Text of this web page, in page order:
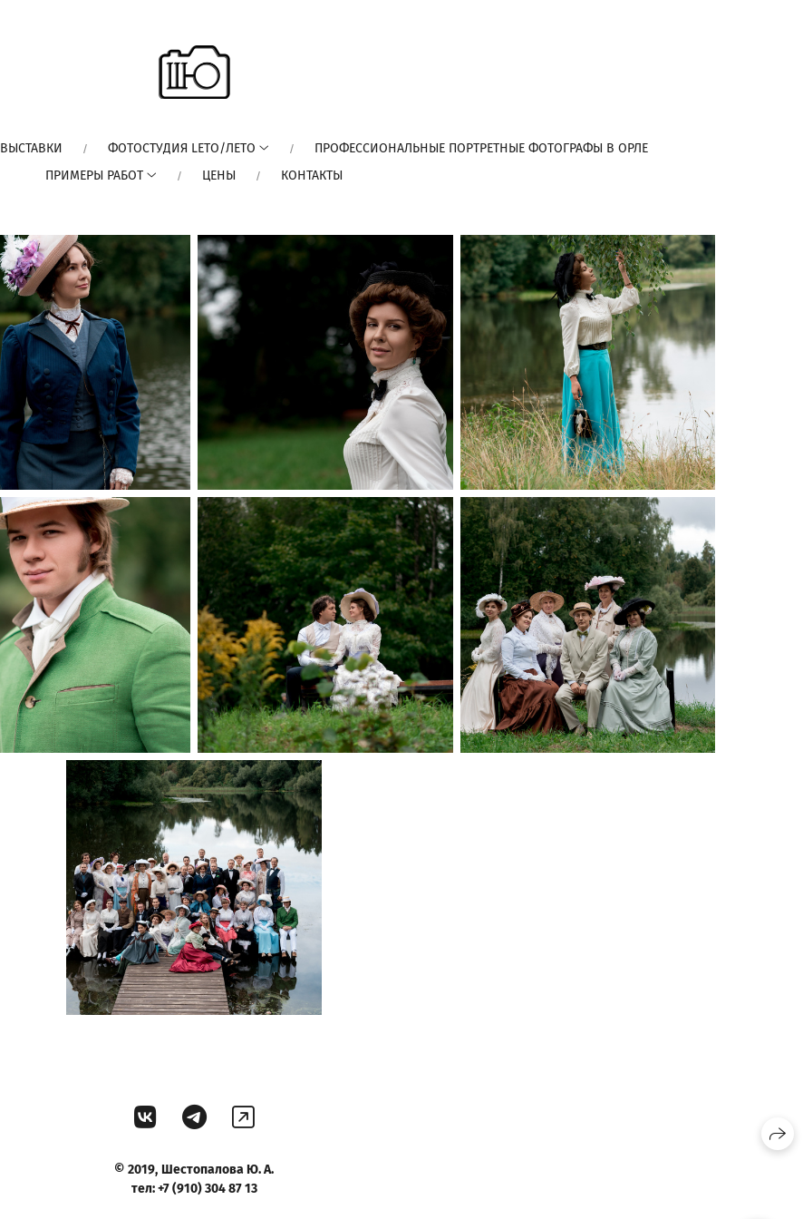
ВЫСТАВКИ ФОТОСТУДИЯ LETO/ЛЕТО
ПРОФЕССИОНАЛЬНЫЕ ПОРТРЕТНЫЕ ФОТОГРАФЫ В ОРЛЕ
ПРИМЕРЫ РАБОТ
ЦЕНЫ КОНТАКТЫ
© 2019, Шестопалова Ю. А.
тел: +7 (910) 304 87 13